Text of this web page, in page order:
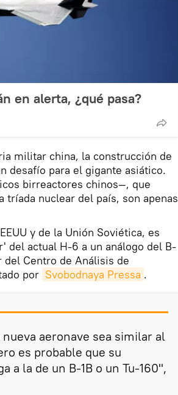
en alerta, ¿qué pasa?
militar china, la construcción de
desafío para el gigante asiático.
birreactores chinos—, que
nuclear del país, son apenas
y de la Unión Soviética, es
del actual H-6 a un análogo del B-
Centro de Análisis de
por Svobodnaya Pressa .
aeronave sea similar al
es probable que su
a la de un B-1B o un Tu-160",